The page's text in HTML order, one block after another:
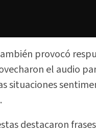
provocó
el audio
situaciones
destacaron